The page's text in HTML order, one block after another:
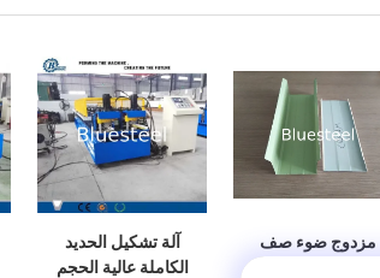
مزدوج ضوء صف
آلة تشكيل الحديد
الكاملة عالية الحجم